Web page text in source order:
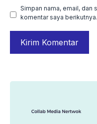
Simpan nama, email, dan
komentar saya berikutnya.